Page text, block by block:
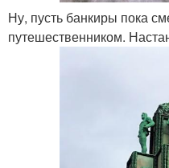
Ну, пусть банкиры пока
путешественником.